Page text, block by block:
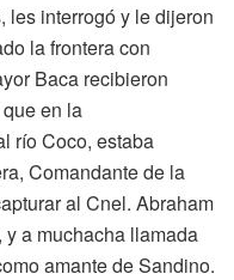
les interrogó y le dijeron
la frontera con
Baca recibieron
en la
río Coco, estaba
Comandante de la
al Cnel. Abraham
a muchacha llamada
amante de Sandino.